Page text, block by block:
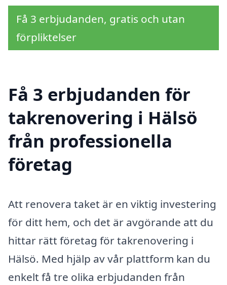
Få 3 erbjudanden, gratis och utan
förpliktelser
Få 3 erbjudanden för
takrenovering i Hälsö
från professionella
företag
Att renovera taket är en viktig investering
för ditt hem, och det är avgörande att du
hittar rätt företag för takrenovering i
Hälsö. Med hjälp av vår plattform kan du
enkelt få tre olika erbjudanden från